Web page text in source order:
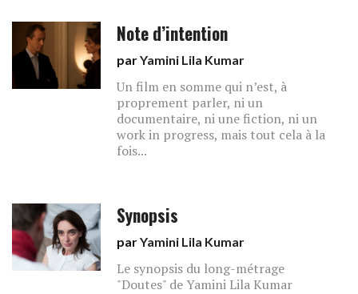
Note d’intention
parYamini Lila Kumar
Un film en somme qui n’est, à
proprement parler, ni un
documentaire, ni une fiction, ni un
work in progress, mais tout cela à la
fois...
Synopsis
parYamini Lila Kumar
Le synopsis du long-métrage
"Doutes" de Yamini Lila Kumar